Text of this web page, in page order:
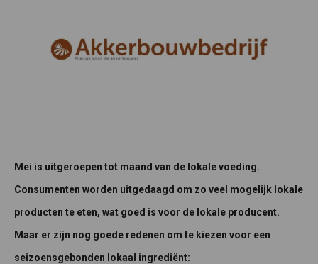
Mei is uitgeroepen tot maand van de lokale voeding.
Consumenten worden uitgedaagd om zo veel mogelijk lokale
producten te eten, wat goed is voor de lokale producent.
Maar er zijn nog goede redenen om te kiezen voor een
seizoensgebonden lokaal ingrediënt: